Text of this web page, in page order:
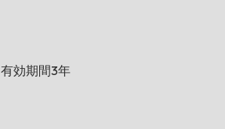
有効期間3年